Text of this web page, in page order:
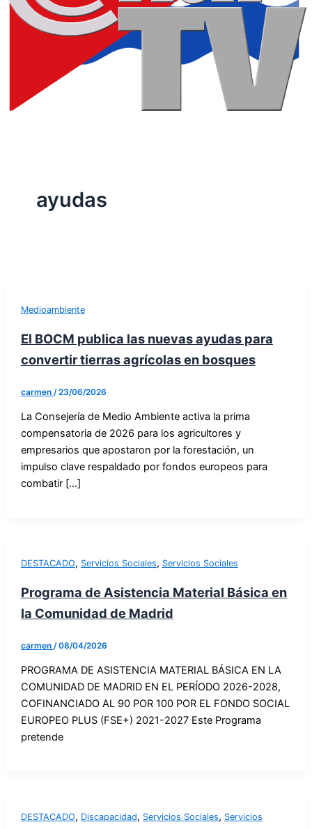
ayudas
Medioambiente
El BOCM publica las nuevas ayudas para
convertir tierras agrícolas en bosques
carmen /23/06/2026
La Consejería de Medio Ambiente activa la prima
compensatoria de 2026 para los agricultores y
empresarios que apostaron por la forestación, un
impulso clave respaldado por fondos europeos para
combatir […]
DESTACADO, Servicios Sociales, Servicios Sociales
Programa de Asistencia Material Básica en
la Comunidad de Madrid
carmen /08/04/2026
PROGRAMA DE ASISTENCIA MATERIAL BÁSICA EN LA
COMUNIDAD DE MADRID EN EL PERÍODO 2026-2028,
COFINANCIADO AL 90 POR 100 POR EL FONDO SOCIAL
EUROPEO PLUS (FSE+) 2021-2027 Este Programa
pretende
DESTACADO, Discapacidad, Servicios Sociales, Servicios